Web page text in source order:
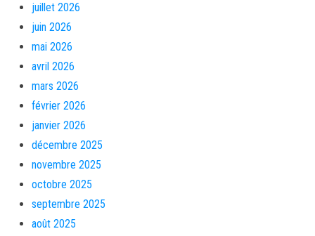
juillet 2026
juin 2026
mai 2026
avril 2026
mars 2026
février 2026
janvier 2026
décembre 2025
novembre 2025
octobre 2025
septembre 2025
août 2025